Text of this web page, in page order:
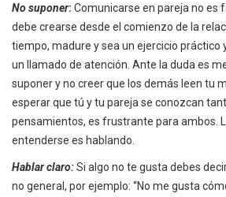
No suponer: Comunicarse en pareja no es
debe crearse desde el comienzo de la
tiempo, madure y sea un ejercicio práctico
un llamado de atención. Ante la duda es
suponer y no creer que los demás leen tu
esperar que tú y tu pareja se conozcan
pensamientos, es frustrante para ambos.
entenderse es hablando.
Hablar claro:Si algo no te gusta debes
no general, por ejemplo: “No me gusta